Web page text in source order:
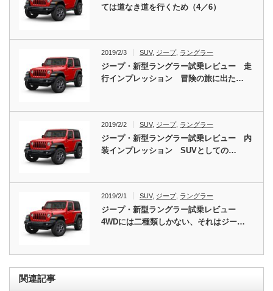
ては道なき道を行くため（4／6）
2019/2/3 SUV, ジープ ラングラー
ジープ・新型ラングラー試乗レビュー 走
行インプレッション 冒険の旅に出た…
2019/2/2 SUV, ジープ, ラングラー
ジープ・新型ラングラー試乗レビュー 内
装インプレッション SUVとしての…
2019/2/1 SUV, ジープ, ラングラー
ジープ・新型ラングラー試乗レビュー
4WDには二種類しかない、それはジー…
関連記事